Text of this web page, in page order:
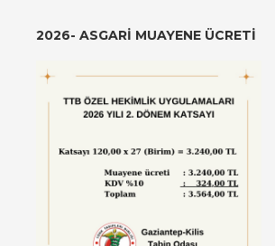
2026- ASGARI MUAYENE ÜCRETI